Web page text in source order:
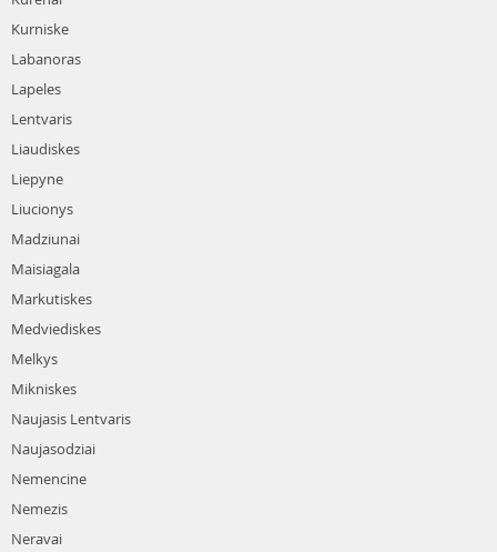
Kurniske
Labanoras
Lapeles
Lentvaris
Liaudiskes
Liepyne
Liucionys
Madziunai
Maisiagala
Markutiskes
Medviediskes
Melkys
Mikniskes
Naujasis Lentvaris
Naujasodziai
Nemencine
Nemezis
Neravai